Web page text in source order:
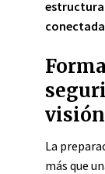
La
más que